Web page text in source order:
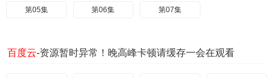
第05集 第06集 第07集
百度云-资源暂时异常！晚高峰卡顿请缓存一会在观看